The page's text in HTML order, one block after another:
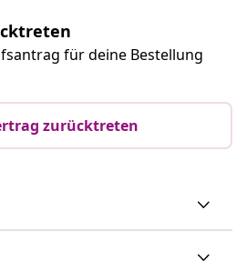
für deine Bestellung
zurücktreten